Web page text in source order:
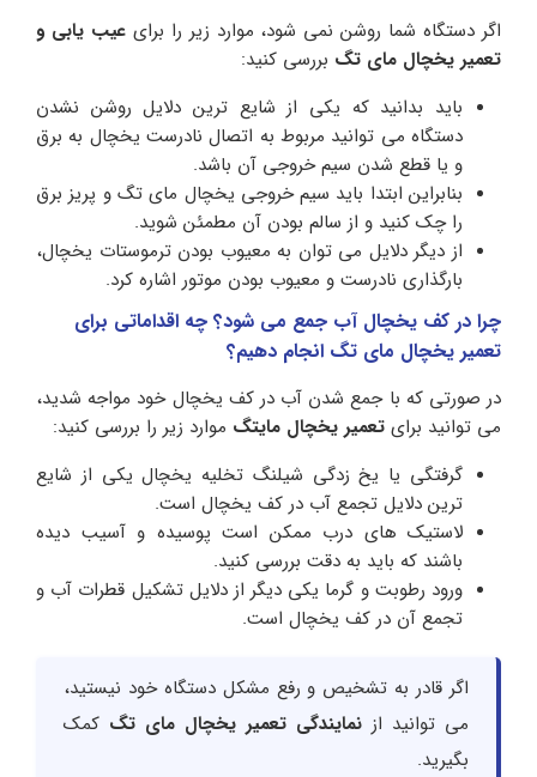
اگر دستگاه شما روشن نمی شود، موارد زیر را برای عیب یابی و
تعمیر یخچال مای تگ بررسی کنید:
باید بدانید که یکی از شایع ترین دلایل روشن نشدن
دستگاه می توانید مربوط به اتصال نادرست یخچال به برق
و یا قطع شدن سیم خروجی آن باشد.
بنابراین ابتدا باید سیم خروجی یخچال مای تگ و پریز برق
را چک کنید و از سالم بودن آن مطمئن شوید.
از دیگر دلایل می توان به معیوب بودن ترموستات یخچال،
بارگذاری نادرست و معیوب بودن موتور اشاره کرد.
چرا در کف یخچال آب جمع می شود؟ چه اقداماتی برای
تعمیر یخچال مای تگ انجام دهیم؟
در صورتی که با جمع شدن آب در کف یخچال خود مواجه شدید،
می توانید برای تعمیر یخچال مایتگ موارد زیر را بررسی کنید:
گرفتگی یا یخ زدگی شیلنگ تخلیه یخچال یکی از شایع
ترین دلایل تجمع آب در کف یخچال است.
لاستیک های درب ممکن است پوسیده و آسیب دیده
باشند که باید به دقت بررسی کنید.
ورود رطوبت و گرما یکی دیگر از دلایل تشکیل قطرات آب و
تجمع آن در کف یخچال است.
اگر قادر به تشخیص و رفع مشکل دستگاه خود نیستید،
می توانید از نمایندگی تعمیر یخچال مای تگ کمک
بگیرید.